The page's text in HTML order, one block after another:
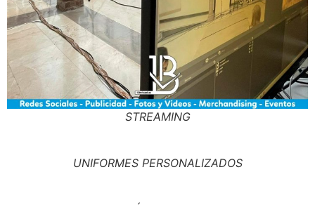
STREAMING
UNIFORMES PERSONALIZADOS